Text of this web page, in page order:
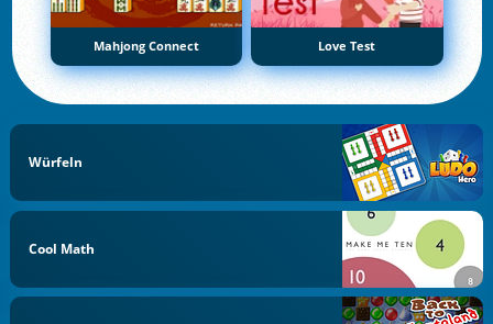
Mahjong Connect Love Test
Würfeln
Cool Math